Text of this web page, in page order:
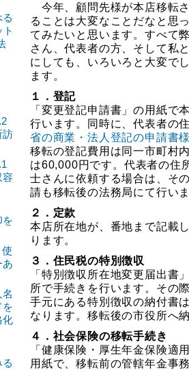
今年、顧問先様が本店移転
ることは大変なことだなと思
てみたいと思います。すべて
さん、代表者の方、そして私
にしても、いろいろと大変で
ます。
１．登記
「変更登記申請書」の用紙で
行います。同時に、代表者の
省の商業・法人登記の申請書
移転の登記費用は同一市町村
は60,000円です。代表者の住
士さんに依頼する場合は、そ
請も移転後の法務局にて行い
２．定款
本店所在地が、番地まで記載
ります。
３．住民税の特別徴収
「特別徴収所在地変更届出書
所で手続きを行います。その
手元にある特別徴収の納付書
なります。移転後の市役所へ
４．社会保険の移転手続き
「健康保険・厚生年金保険適
用紙で、移転前の管轄年金事
訪
容
を
あ
を
化